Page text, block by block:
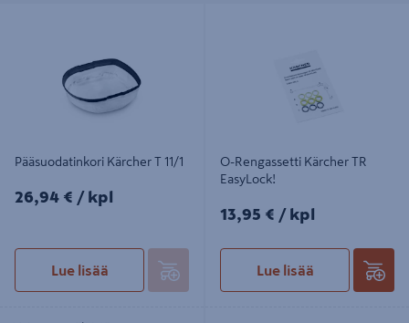
Pääsuodatinkori Kärcher T 11/1
26,94€/kpl
26,94 € / kpl
Lue lisää
O-Rengassetti Kärcher TR
EasyLock!
13,95€/kpl
13,95 € / kpl
Lue lisää